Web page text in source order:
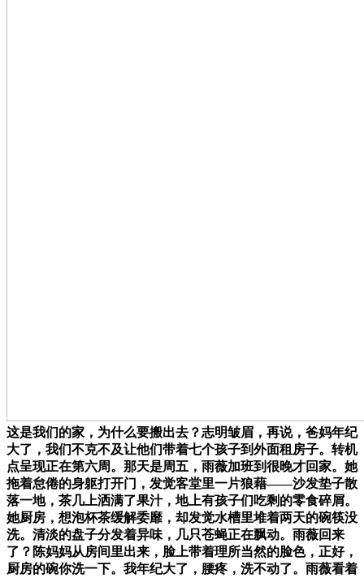
这是我们的家，为什么要搬出去？志明皱眉，再说，爸妈年纪
大了，我们不克不及让他们带着七个孩子到外面租房子。转机
点呈现正在第六周。那天是周五，雨薇加班到很晚才回家。她
拖着怠倦的身躯打开门，发觉客堂里一片狼藉——沙发垫子散
落一地，茶几上洒满了果汁，地上有孩子们吃剩的零食碎屑。
她厨房，想泡杯茶缓解委靡，却发觉水槽里堆着两天的碗筷没
洗。清淡的盘子分发着异味，几只苍蝇正在飘动。雨薇回来
了？陈妈妈从房间里出来，脸上带着理所当然的脸色，正好，
厨房的碗你洗一下。我年纪大了，腰疼，洗不动了。雨薇看着